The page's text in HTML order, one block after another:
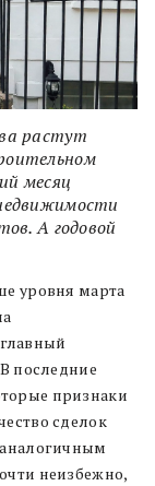
растут
месяц
А годовой
уровня марта
последние
признаки
сделок
неизбежно,